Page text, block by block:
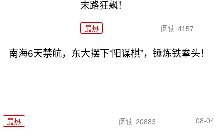
末路狂飙！
最热 阅读 4157
南海6天禁航，东大摆下“阳谋棋”，锤炼铁拳头！
最热 阅读 20883 08-04